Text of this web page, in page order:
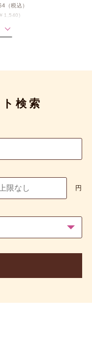
（税込）
1,540)
（税込）
1,250)
検索
円